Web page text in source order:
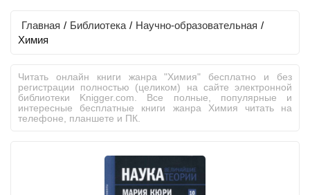
Главная / Библиотека / Научно-образовательная /
Химия
Читать онлайн книги жанра "Химия" бесплатно и без
регистрации полностью (целиком) на сайте электронной
библиотеки Knigger.com. Все полные, популярные и
интересные бесплатные книги жанра Химия читать на
телефоне, планшете и ПК.